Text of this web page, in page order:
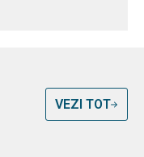
VEZI TOT